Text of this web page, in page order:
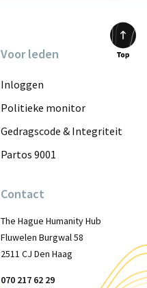
Voor leden
Inloggen
Politieke monitor
Gedragscode & Integriteit
Partos 9001
Contact
The Hague Humanity Hub
Fluwelen Burgwal 58
2511 CJ Den Haag
070 217 62 29